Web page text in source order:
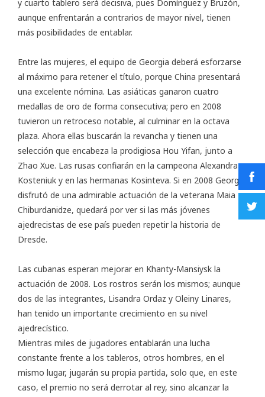
y cuarto tablero será decisiva, pues Domínguez y Bruzón,
aunque enfrentarán a contrarios de mayor nivel, tienen
más posibilidades de entablar.
Entre las mujeres, el equipo de Georgia deberá esforzarse
al máximo para retener el título, porque China presentará
una excelente nómina. Las asiáticas ganaron cuatro
medallas de oro de forma consecutiva; pero en 2008
tuvieron un retroceso notable, al culminar en la octava
plaza. Ahora ellas buscarán la revancha y tienen una
selección que encabeza la prodigiosa Hou Yifan, junto a
Zhao Xue. Las rusas confiarán en la campeona Alexandra
Kosteniuk y en las hermanas Kosinteva. Si en 2008 Georgia
disfrutó de una admirable actuación de la veterana Maia
Chiburdanidze, quedará por ver si las más jóvenes
ajedrecistas de ese país pueden repetir la historia de
Dresde.
Las cubanas esperan mejorar en Khanty-Mansiysk la
actuación de 2008. Los rostros serán los mismos; aunque
dos de las integrantes, Lisandra Ordaz y Oleiny Linares,
han tenido un importante crecimiento en su nivel
ajedrecístico.
Mientras miles de jugadores entablarán una lucha
constante frente a los tableros, otros hombres, en el
mismo lugar, jugarán su propia partida, solo que, en este
caso, el premio no será derrotar al rey, sino alcanzar la